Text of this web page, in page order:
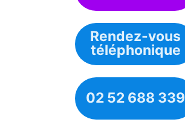
Rendez-vous
téléphonique
02 52 688 339